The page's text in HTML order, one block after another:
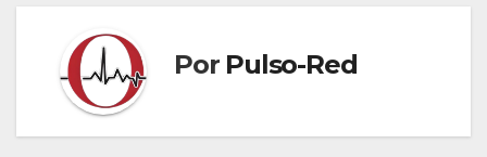
Por Pulso-Red